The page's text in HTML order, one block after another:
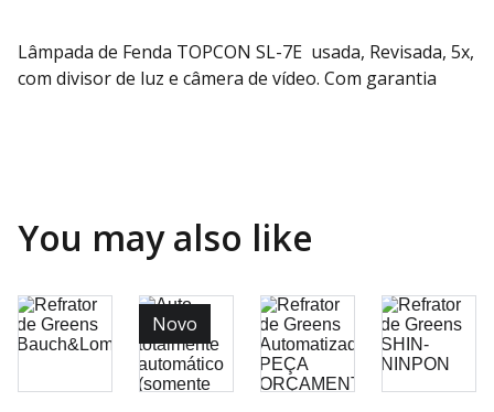
Lâmpada de Fenda TOPCON SL-7E usada, Revisada, 5x,
com divisor de luz e câmera de vídeo. Com garantia
You may also like
Novo